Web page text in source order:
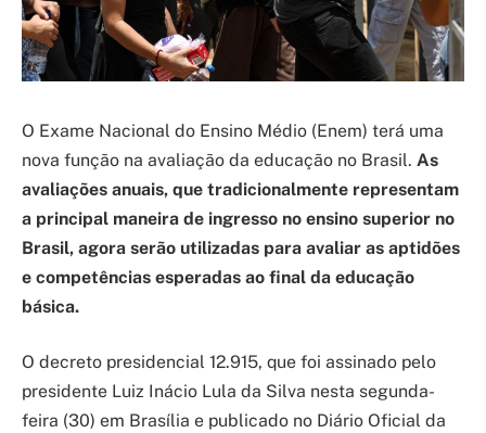
O Exame Nacional do Ensino Médio (Enem) terá uma
nova função na avaliação da educação no Brasil. As
avaliações anuais, que tradicionalmente representam
a principal maneira de ingresso no ensino superior no
Brasil, agora serão utilizadas para avaliar as aptidões
e competências esperadas ao final da educação
básica.
O decreto presidencial 12.915, que foi assinado pelo
presidente Luiz Inácio Lula da Silva nesta segunda-
feira (30) em Brasília e publicado no Diário Oficial da